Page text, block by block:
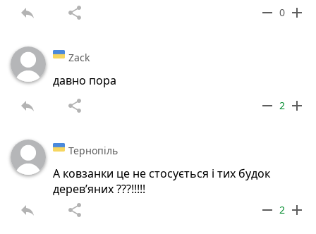
reply share remove 0 add
Zack
давно пора
reply share remove 2 add
Тернопіль
А ковзанки це не стосується і тих будок
дерев’яних ???!!!!!
reply share remove 2 add